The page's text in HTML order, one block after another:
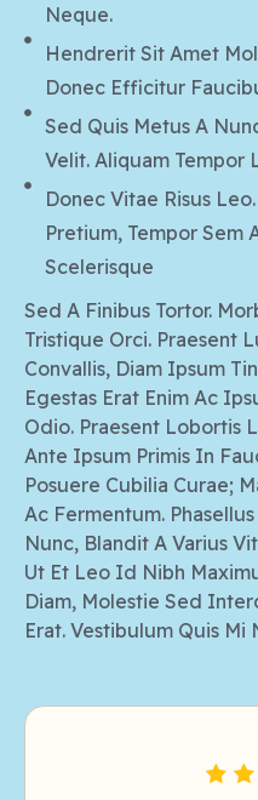
Neque.
Hendrerit Sit Amet
Donec Efficitur
Sed Quis Metus A
Velit. Aliquam Tempor
Donec Vitae Risus
Pretium, Tempor Sem
Scelerisque
Sed A Finibus Tortor.
Tristique Orci. Praesent
Convallis, Diam Ipsum
Egestas Erat Enim Ac
Odio. Praesent Lobortis
Ante Ipsum Primis In
Posuere Cubilia Curae;
Ac Fermentum.
Nunc, Blandit A Varius
Ut Et Leo Id Nibh
Diam, Molestie Sed
Erat. Vestibulum Quis